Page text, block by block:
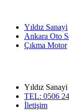
Yıldız Sanayi
Ankara Oto
Çıkma Motor
Yıldız
TEL: 0506
İletişim